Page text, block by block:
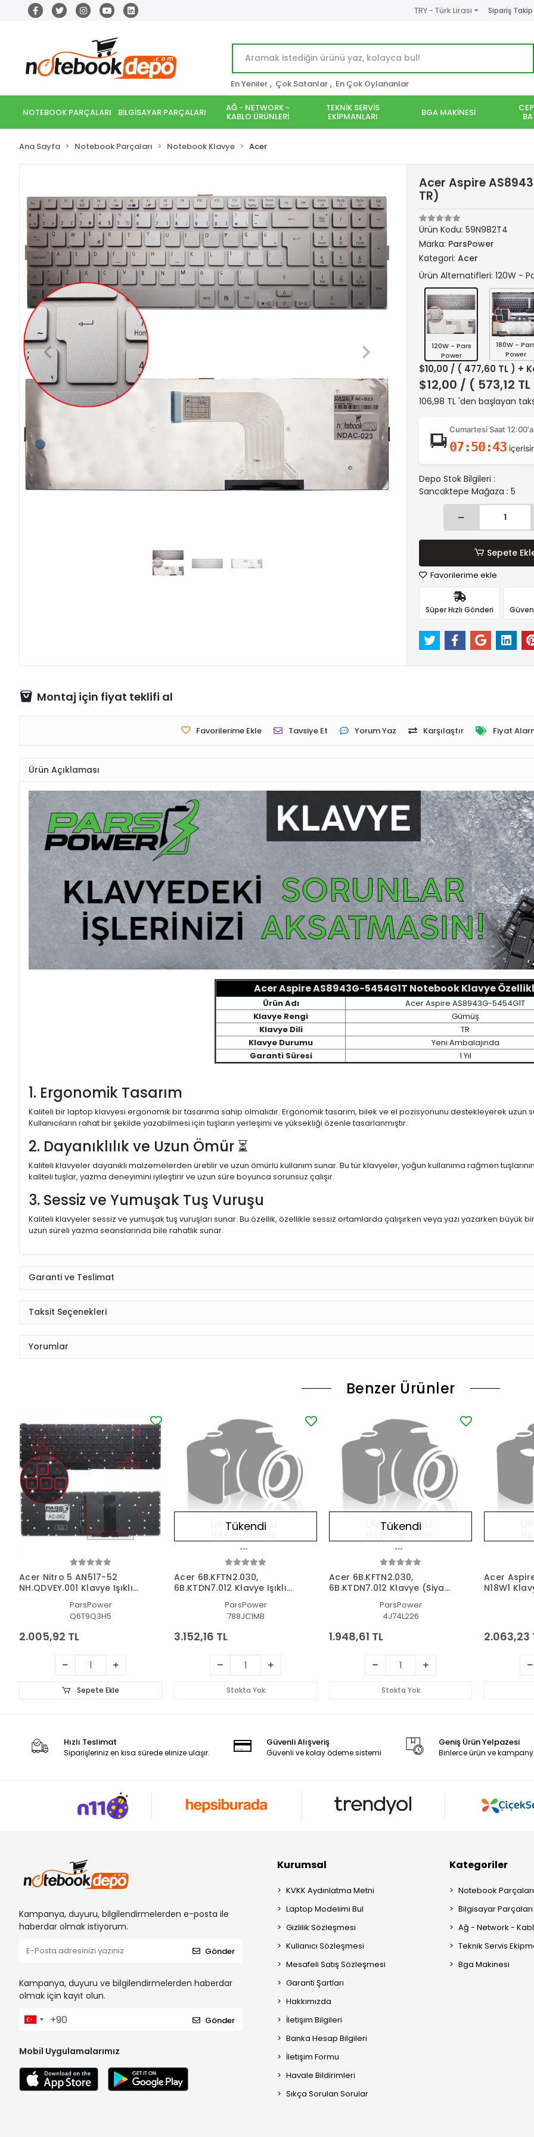
TRY - Türk Lirası Sipariş Takip
En Yeniler , Çok Satanlar , En Çok Oylananlar
NOTEBOOK PARÇALARI BİLGİSAYAR PARÇALARI AĞ - NETWORK -
KABLO ÜRÜNLERİ
TEKNİK SERVİS
EKİPMANLARI BGA MAKİNESİ
Ana Sayfa Notebook Parçaları Notebook Klavye Acer
Acer Aspire
TR)
Ürün Kodu: 59N982T4
Marka: ParsPower
Kategori: Acer
Ürün Alternatifleri: 120W -
120W - Pars
Power
180W -
Power
$10,00 / ( 477,60 TL ) +
$12,00 / ( 573,12
106,98 TL 'den başlayan
Cumartesi Saat
07:50:42
Depo Stok Bilgileri :
Sancaktepe Mağaza : 5
Sepete
Favorilerime ekle
Süper Hızlı Gönderi
Montaj için fiyat teklifi al
Favorilerime Ekle Tavsiye Et Yorum Yaz Karşılaştır Fiyat
Ürün Açıklaması
Acer Aspire AS8943G-5454G1T Notebook Klavye
Ürün Adı
Acer Aspire AS8943G-5454G1T
Klavye Rengi
Gümüş
Klavye Dili
TR
Klavye Durumu
Yeni Ambalajında
Garanti Süresi
1 Yıl
1. Ergonomik Tasarım
Kaliteli bir laptop klavyesi ergonomik bir tasarıma sahip olmalıdır. Ergonomik tasarım, bilek ve el pozisyonunu destekleyerek uzun
Kullanıcıların rahat bir şekilde yazabilmesi için tuşların yerleşimi ve yüksekliği özenle tasarlanmıştır.
2. Dayanıklılık ve Uzun Ömür ⏳
Kaliteli klavyeler dayanıklı malzemelerden üretilir ve uzun ömürlü kullanım sunar. Bu tür klavyeler, yoğun kullanıma rağmen
kaliteli tuşlar, yazma deneyimini iyileştirir ve uzun süre boyunca sorunsuz çalışır.
3. Sessiz ve Yumuşak Tuş Vuruşu
Kaliteli klavyeler sessiz ve yumuşak tuş vuruşları sunar. Bu özellik, özellikle sessiz ortamlarda çalışırken veya yazı yazarken
uzun süreli yazma seanslarında bile rahatlık sunar.
Garanti ve Teslimat
Taksit Seçenekleri
Yorumlar
Benzer Ürünler
Acer Nitro 5 AN517-52
NH.QDVEY.001 Klavye Işıklı
ParsPower
Q6T9Q3H5
2.005,92 TL
Sepete Ekle
Tükendi
Acer 6B.KFTN2.030,
6B.KTDN7.012 Klavye Işıklı
ParsPower
788JC1MB
3.152,16 TL
Stokta Yok
Tükendi
Acer 6B.KFTN2.030,
6B.KTDN7.012 Klavye (Siyah
ParsPower
4J74L226
1.948,61 TL
Stokta Yok
Acer
N18W1
2.063,23
Hızlı Teslimat
Siparişleriniz en kısa sürede elinize ulaşır.
Güvenli Alışveriş
Güvenli ve kolay ödeme sistemi
Geniş Ürün Yelpazesi
Binlerce ürün ve
Kampanya, duyuru, bilgilendirmelerden e-posta ile
haberdar olmak istiyorum.
Gönder
Kampanya, duyuru ve bilgilendirmelerden haberdar
olmak için kayıt olun.
Gönder
Mobil Uygulamalarımız
Kurumsal
KVKK Aydınlatma Metni
Laptop Modelimi Bul
Gizlilik Sözleşmesi
Kullanıcı Sözleşmesi
Mesafeli Satış Sözleşmesi
Garanti Şartları
Hakkımızda
İletişim Bilgileri
Banka Hesap Bilgileri
İletişim Formu
Havale Bildirimleri
Sıkça Sorulan Sorular
Kategoriler
Notebook Parçaları
Bilgisayar Parçaları
Ağ - Network -
Teknik Servis
Bga Makinesi